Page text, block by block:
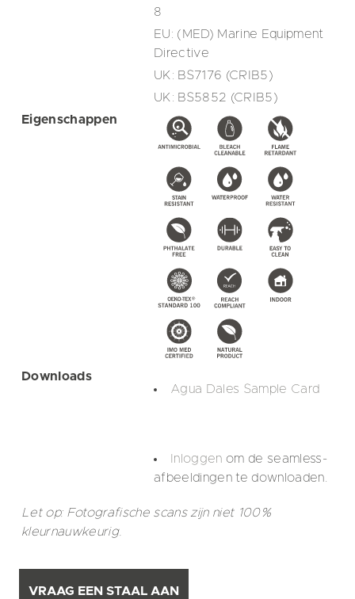
8
EU: (MED) Marine Equipment
Directive
UK: BS7176 (CRIB5)
UK: BS5852 (CRIB5)
Eigenschappen
Downloads
Agua Dales Sample Card
Inloggen om de seamless-
afbeeldingen te downloaden.
Let op: Fotografische scans zijn niet 100%
kleurnauwkeurig.
VRAAG EEN STAAL AAN